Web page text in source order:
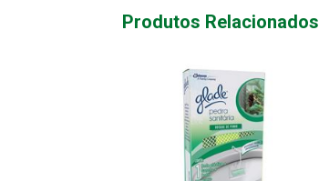
Produtos Relacionados